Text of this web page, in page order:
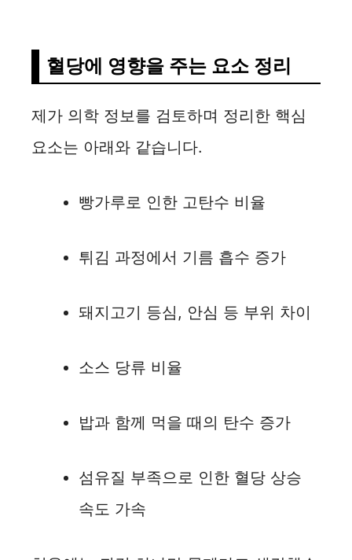
혈당에 영향을 주는 요소 정리
제가 의학 정보를 검토하며 정리한 핵심
요소는 아래와 같습니다.
빵가루로 인한 고탄수 비율
튀김 과정에서 기름 흡수 증가
돼지고기 등심, 안심 등 부위 차이
소스 당류 비율
밥과 함께 먹을 때의 탄수 증가
섬유질 부족으로 인한 혈당 상승
속도 가속